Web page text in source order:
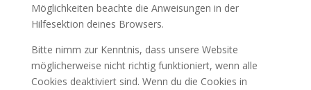
Möglichkeiten beachte die Anweisungen in der
Hilfesektion deines Browsers.
Bitte nimm zur Kenntnis, dass unsere Website
möglicherweise nicht richtig funktioniert, wenn alle
Cookies deaktiviert sind. Wenn du die Cookies in